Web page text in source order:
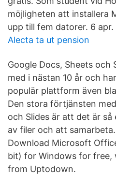
möjligheten att installera
upp till fem datorer. 6 apr.
Alecta ta ut pension
Google Docs, Sheets och
med i nästan 10 år och
populär plattform även
Den stora förtjänsten
och Slides är att det är
av filer och att
Download Microsoft
bit) for Windows for free,
from Uptodown.